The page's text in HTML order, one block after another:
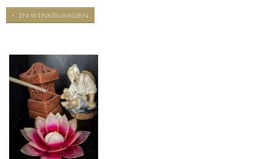
IN WINKELWAGEN